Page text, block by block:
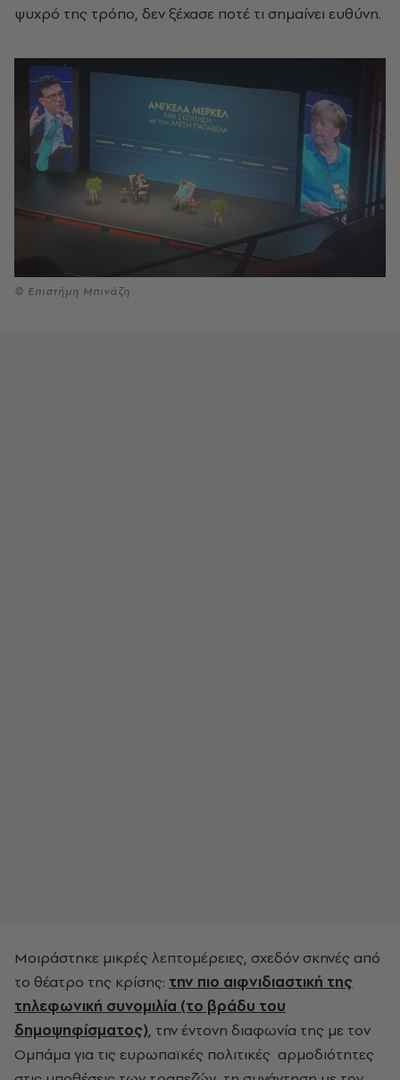
ψυχρό της τρόπο, δεν ξέχασε ποτέ τι σημαίνει ευθύνη.
© Επιστήμη Μπινάζη
Μοιράστηκε μικρές λεπτομέρειες, σχεδόν σκηνές από
το θέατρο της κρίσης: την πιο αιφνιδιαστική της
τηλεφωνική συνομιλία (το βράδυ του
δημοψηφίσματος), την έντονη διαφωνία της με τον
Ομπάμα για τις ευρωπαϊκές πολιτικές αρμοδιότητες